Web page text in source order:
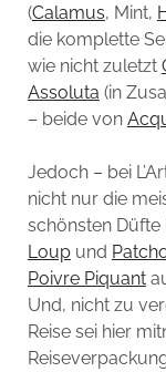
(Calamus, Mint,
die komplette
wie nicht zuletzt
Assoluta (in
– beide von
Jedoch – bei
nicht nur die
schönsten Düfte
Loupund
Poivre Piquant
Und, nicht zu
Reise sei hier